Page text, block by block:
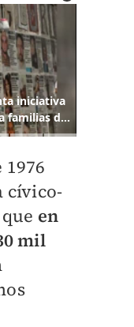
cívico-
en
mil